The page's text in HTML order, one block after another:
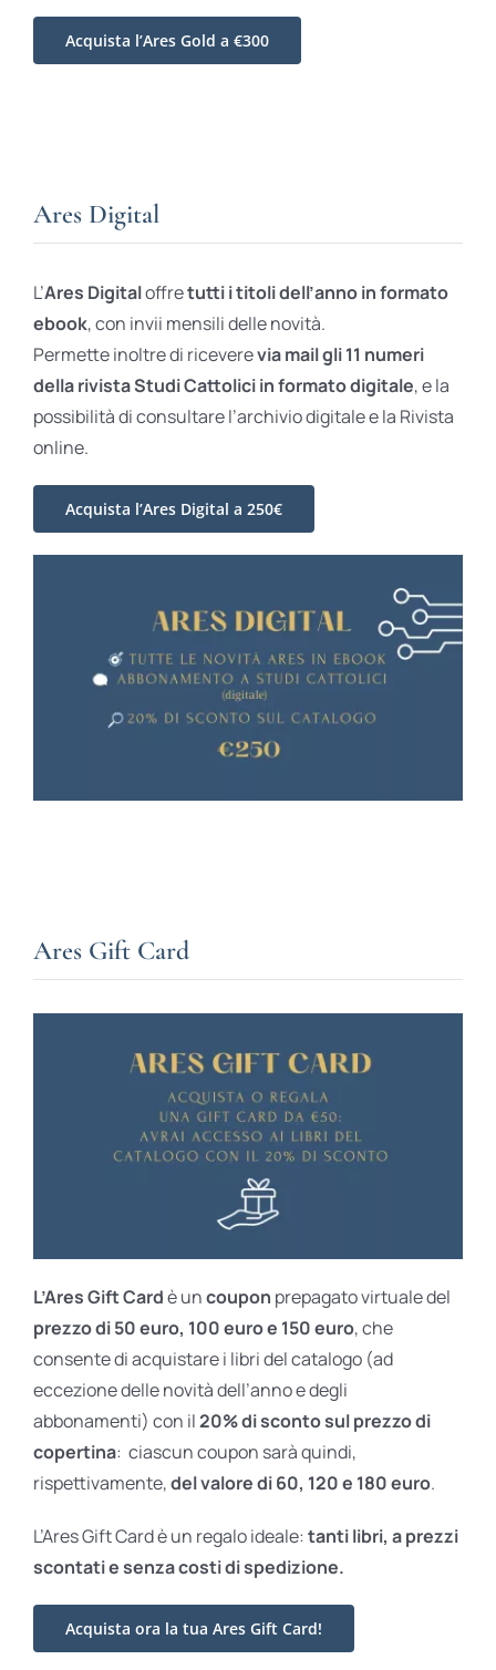
Acquista l’Ares Gold a €300
Ares Digital
L’Ares Digitaloffretutti i titoli dell’anno in formato
ebook, con invii mensili delle novità.
Permette inoltre di riceverevia mail gli 11 numeri
della rivista Studi Cattolici in formato digitale, e la
possibilità di consultare l’archivio digitale e la Rivista
online.
Acquista l’Ares Digital a 250€
Ares Gift Card
L’Ares Gift Cardè uncoupon prepagato virtuale del
prezzo di 50 euro, 100 euro e 150 euro, che
consente di acquistare i libri del catalogo (ad
eccezione delle novità dell’anno e degli
abbonamenti) con il20% di sconto sul prezzo di
copertina: ciascun coupon sarà quindi,
rispettivamente,del valore di 60, 120 e 180 euro.
L’Ares Gift Card è un regalo ideale: tanti libri, a prezzi
scontati esenza costi di spedizione.
Acquista ora la tua Ares Gift Card!